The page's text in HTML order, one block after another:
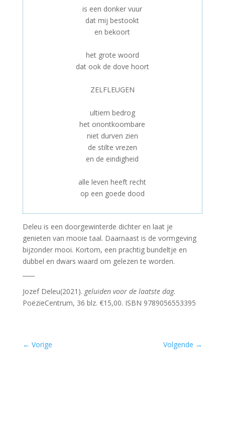
is een donker vuur
dat mij bestookt
en bekoort
het grote woord
dat ook de dove hoort
ZELFLEUGEN
ultiem bedrog
het onontkoombare
niet durven zien
de stilte vrezen
en de eindigheid
alle leven heeft recht
op een goede dood
Deleu is een doorgewinterde dichter en laat je
genieten van mooie taal. Daarnaast is de vormgeving
bijzonder mooi. Kortom, een prachtig bundeltje en
dubbel en dwars waard om gelezen te worden.
Jozef Deleu(2021). geluiden voor de laatste dag.
PoëzieCentrum, 36 blz. €15,00. ISBN 9789056553395
← Vorige Volgende →